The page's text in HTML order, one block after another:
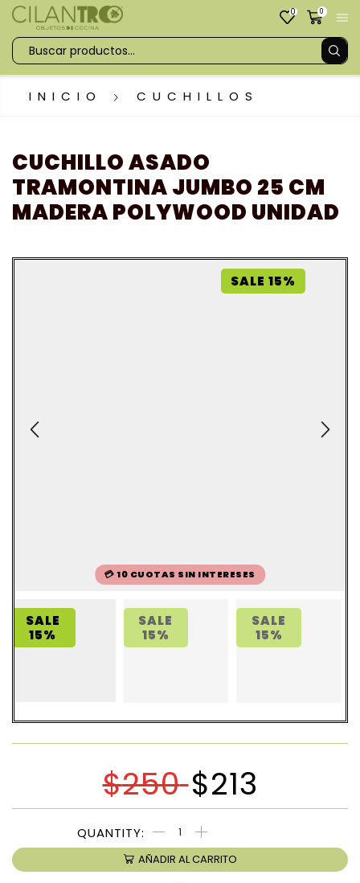
0 0
INICIO CUCHILLOS
CUCHILLO ASADO
TRAMONTINA JUMBO 25 CM
MADERA POLYWOOD UNIDAD
SALE 15%
💳 10 CUOTAS SIN INTERESES
SALE
15%
SALE
15%
SALE
15%
$250 $213
AÑADIR AL CARRITO